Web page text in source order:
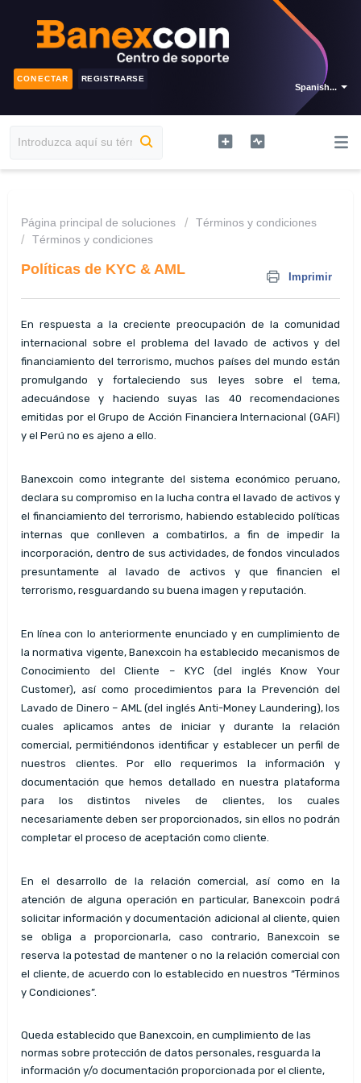
Spanish...
CONECTAR REGISTRARSE
Página principal de soluciones
Términos y condiciones
Términos y condiciones
Políticas de KYC & AML Imprimir
En respuesta a la creciente preocupación de la comunidad
internacional sobre el problema del lavado de activos y del
financiamiento del terrorismo, muchos países del mundo están
promulgando y fortaleciendo sus leyes sobre el tema,
adecuándose y haciendo suyas las 40 recomendaciones
emitidas por el Grupo de Acción Financiera Internacional (GAFI)
y el Perú no es ajeno a ello.
Banexcoin como integrante del sistema económico peruano,
declara su compromiso en la lucha contra el lavado de activos y
el financiamiento del terrorismo, habiendo establecido políticas
internas que conlleven a combatirlos, a fin de impedir la
incorporación, dentro de sus actividades, de fondos vinculados
presuntamente al lavado de activos y que financien el
terrorismo, resguardando su buena imagen y reputación.
En línea con lo anteriormente enunciado y en cumplimiento de
la normativa vigente, Banexcoin ha establecido mecanismos de
Conocimiento del Cliente – KYC (del inglés Know Your
Customer), así como procedimientos para la Prevención del
Lavado de Dinero – AML (del inglés Anti-Money Laundering), los
cuales aplicamos antes de iniciar y durante la relación
comercial, permitiéndonos identificar y establecer un perfil de
nuestros clientes. Por ello requerimos la información y
documentación que hemos detallado en nuestra plataforma
para los distintos niveles de clientes, los cuales
necesariamente deben ser proporcionados, sin ellos no podrán
completar el proceso de aceptación como cliente.
En el desarrollo de la relación comercial, así como en la
atención de alguna operación en particular, Banexcoin podrá
solicitar información y documentación adicional al cliente, quien
se obliga a proporcionarla, caso contrario, Banexcoin se
reserva la potestad de mantener o no la relación comercial con
el cliente, de acuerdo con lo establecido en nuestros “Términos
y Condiciones”.
Queda establecido que Banexcoin, en cumplimiento de las
normas sobre protección de datos personales, resguarda la
información y/o documentación proporcionada por el cliente,